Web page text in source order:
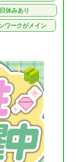
休みあり
ワークがメイン